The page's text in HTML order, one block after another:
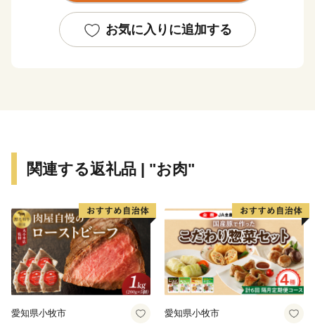
熊本の空と陸の玄関口へお越しになってみませんか。
お気に入りに追加する
関連する返礼品 | "お肉"
愛知県小牧市 愛知県小牧市